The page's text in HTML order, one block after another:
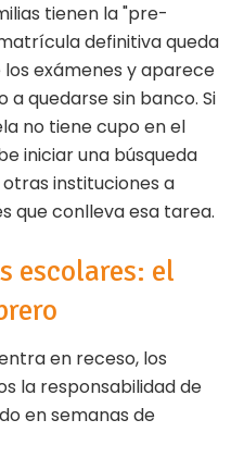
tienen la "pre-
definitiva queda
exámenes y aparece
a quedarse sin banco. Si
no tiene cupo en el
iniciar una búsqueda
instituciones a
que conlleva esa tarea.
escolares: el
en receso, los
la responsabilidad de
en semanas de